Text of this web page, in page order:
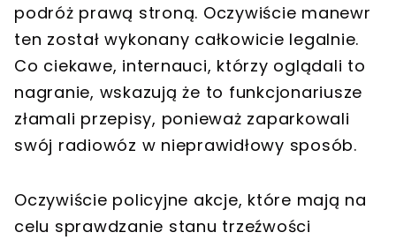
podróż prawą stroną. Oczywiście manewr
ten został wykonany całkowicie legalnie.
Co ciekawe, internauci, którzy oglądali to
nagranie, wskazują że to funkcjonariusze
złamali przepisy, ponieważ zaparkowali
swój radiowóz w nieprawidłowy sposób.
Oczywiście policyjne akcje, które mają na
celu sprawdzanie stanu trzeźwości